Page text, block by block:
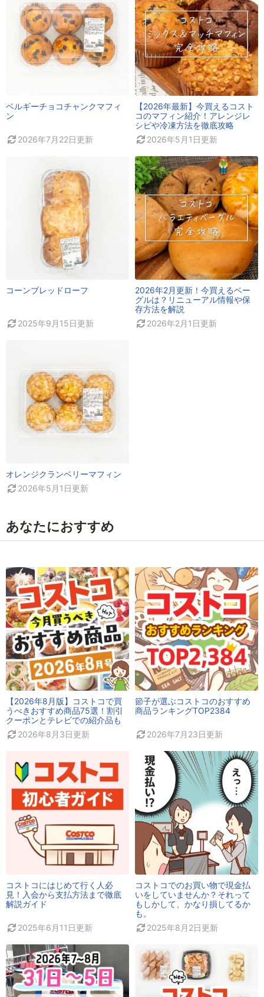
ベルギーチョコチャンクマフィ
ン
2026年7月22日更新
【2026年最新】今買えるコスト
コのマフィン紹介！アレンジレ
シピや冷凍方法を徹底攻略
2026年5月1日更新
コーンブレッドローフ
2025年9月15日更新
2026年2月更新！今買えるベー
グルは？リニューアル情報や保
存方法を解説
2026年2月1日更新
オレンジクランベリーマフィン
2026年5月1日更新
あなたにおすすめ
【2026年8月版】コストコで買
うべきおすすめ商品75選！割引
クーポンとテレビでの紹介品も
2026年8月3日更新
節子が選ぶコストコのおすすめ
商品ランキングTOP2384
2026年7月23日更新
コストコにはじめて行く人必
見！入会から支払方法まで徹底
解説ガイド
2025年6月11日更新
コストコでのお買い物で現金払
いをしていませんか？それって
もしかして、かなり損してるか
も。
2025年8月2日更新